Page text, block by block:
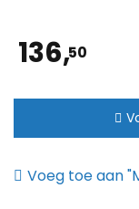
136,50
Voeg toe aan